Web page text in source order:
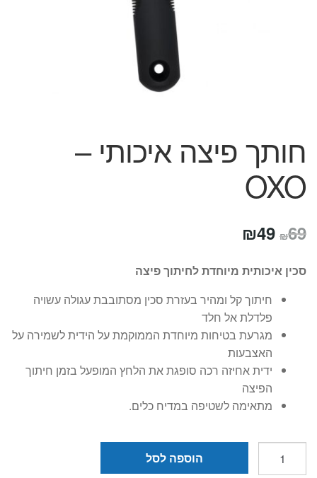
תשלום
חותך פיצה איכותי –
OXO
₪69 המחיר
היה:
₪69.
₪49
הוא:
₪49.
סכין איכותית מיוחדת לחיתוך פיצה
חיתוך קל ומהיר בעזרת סכין מסתובבת עגולה עשויה
פלדלת אל חלד
מגרעת בטיחות מיוחדת הממוקמת על הידית לשמירה על
האצבעות
ידית אחיזה רכה סופגת את הלחץ המופעל בזמן חיתוך
הפיצה
מתאימה לשטיפה במדיח כלים.
הוספה לסל